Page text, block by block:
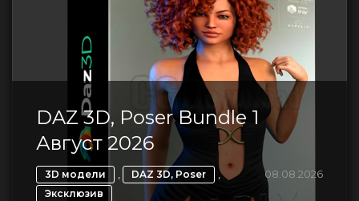
DAZ 3D, Poser Bundle 1
Август 2026
3D модели , DAZ 3D, Poser ,
Эксклюзив
08.08.2026